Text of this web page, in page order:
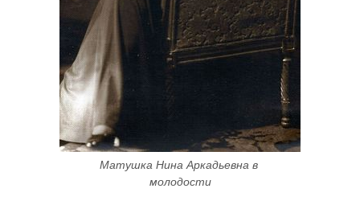
Матушка Нина Аркадьевна в
молодости